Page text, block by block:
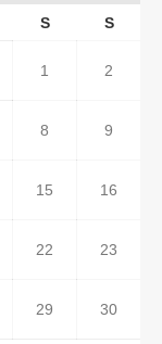
S S
1 2
8 9
15 16
22 23
29 30